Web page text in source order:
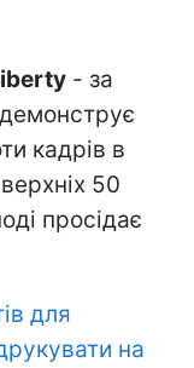
- за
кадрів в
50
просідає
для
на